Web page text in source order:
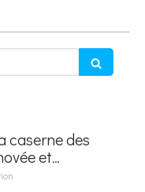
caserne des
et